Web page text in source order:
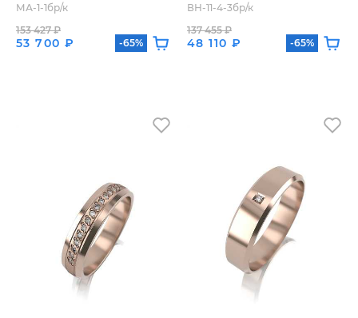
МА-1-1бр/к
53 700 ₽
153 427 ₽
-65%
ВН-11-4-3бр/к
48 110 ₽
137 455 ₽
-65%